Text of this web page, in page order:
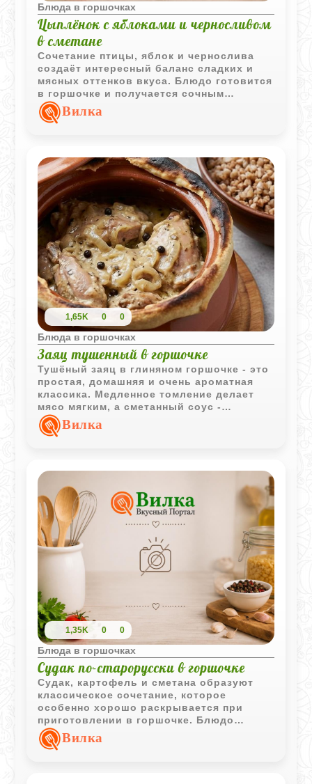
Блюда в горшочках
Цыплёнок с яблоками и черносливом
в сметане
Сочетание птицы, яблок и чернослива
создаёт интересный баланс сладких и
мясных оттенков вкуса. Блюдо готовится
в горшочке и получается сочным
благодаря сметанному соусу.
Вилка
1,65K 0 0
Блюда в горшочках
Заяц тушенный в горшочке
Тушёный заяц в глиняном горшочке - это
простая, домашняя и очень ароматная
классика. Медленное томление делает
мясо мягким, а сметанный соус -
насыщенным и нежным. Герметизация
крышки тестом создаёт эффект
Вилка
1,35K 0 0
Блюда в горшочках
Судак по-старорусски в горшочке
Судак, картофель и сметана образуют
классическое сочетание, которое
особенно хорошо раскрывается при
приготовлении в горшочке. Блюдо
получается сочным, ароматным и очень
сытным.
Вилка